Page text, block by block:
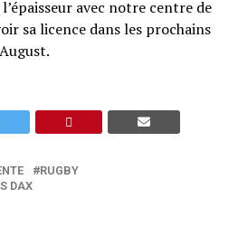
avec notre centre de
sa licence dans les prochains
RUGBY
DAX